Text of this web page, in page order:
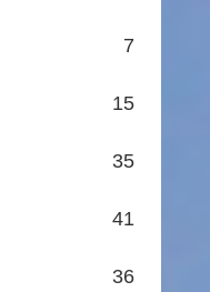
7
15
35
41
36